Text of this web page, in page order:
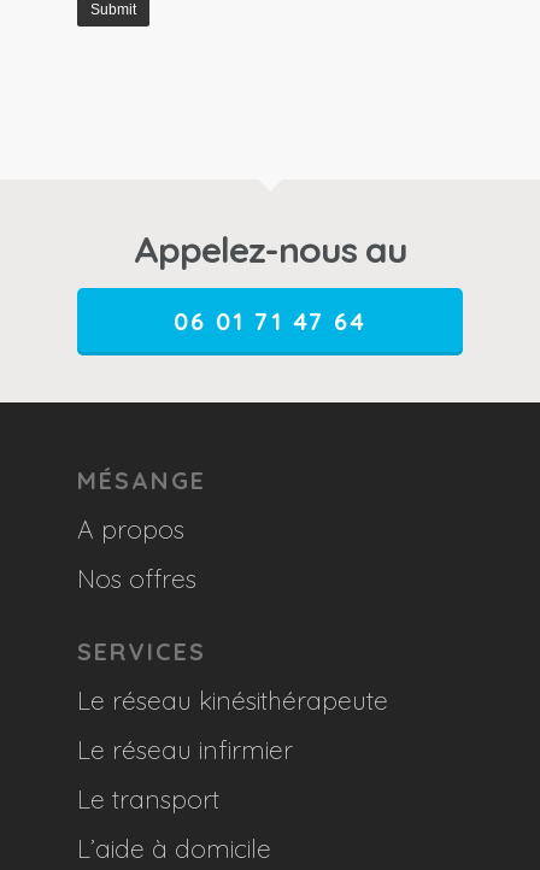
Appelez-nous au
06 01 71 47 64
MÉSANGE
A propos
Nos offres
SERVICES
Le réseau kinésithérapeute
Le réseau infirmier
Le transport
L’aide à domicile